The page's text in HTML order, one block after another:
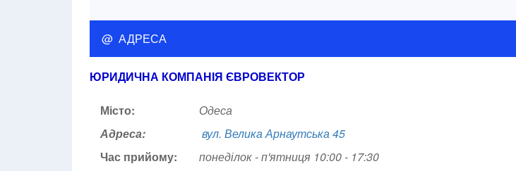
@ АДРЕСА
ЮРИДИЧНА КОМПАНІЯ ЄВРОВЕКТОР
Місто:
Одеса
Адреса:
вул. Велика Арнаутська 45
Час прийому:
понеділок - п'ятниця 10:00 - 17:30